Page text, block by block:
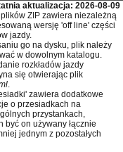
aktualizacja: 2026-08-09
plików ZIP zawiera niezależną
wersję 'off line' części
jazdy.
go na dysku, plik należy
w dowolnym katalogu.
rozkładów jazdy
się otwierając plik
.
zawiera dodatkowe
o przesiadkach na
przystankach,
być on używany łącznie
jednym z pozostałych